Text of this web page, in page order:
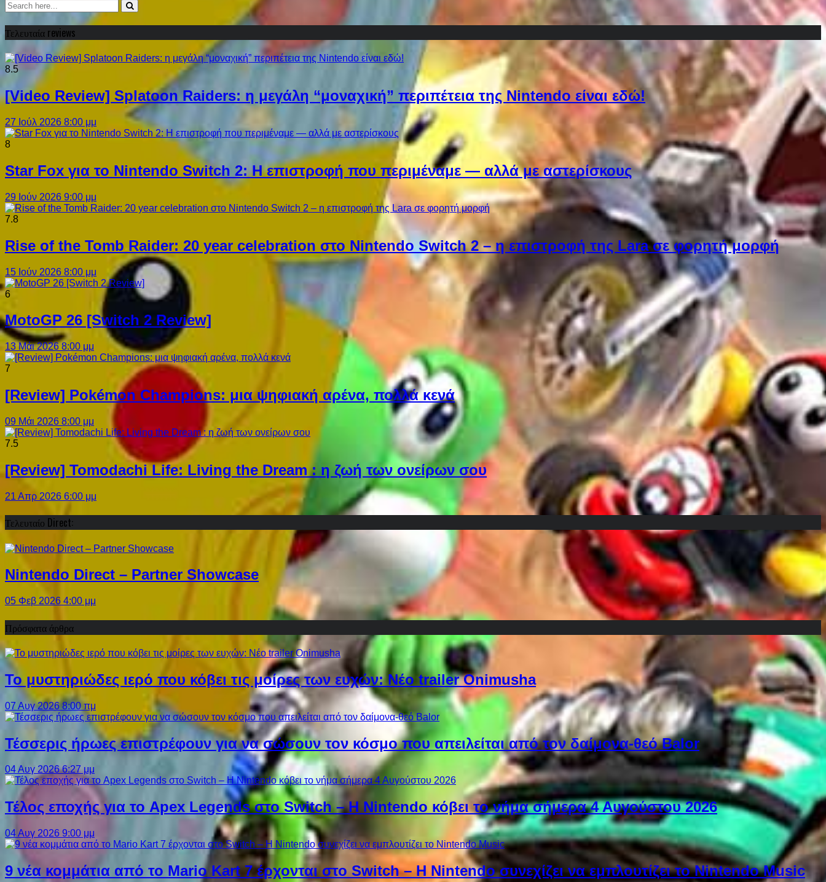
Τελευταία reviews
8.5
[Video Review] Splatoon Raiders: η μεγάλη “μοναχική” περιπέτεια της Nintendo είναι εδώ!
27 Ιούλ 2026 8:00 μμ
8
Star Fox για το Nintendo Switch 2: Η επιστροφή που περιμέναμε — αλλά με αστερίσκους
29 Ιούν 2026 9:00 μμ
7.8
Rise of the Tomb Raider: 20 year celebration στο Nintendo Switch 2 – η επιστροφή της Lara σε φορητή μορφή
15 Ιούν 2026 8:00 μμ
6
MotoGP 26 [Switch 2 Review]
13 Μάι 2026 8:00 μμ
7
[Review] Pokémon Champions: μια ψηφιακή αρένα, πολλά κενά
09 Μάι 2026 8:00 μμ
7.5
[Review] Tomodachi Life: Living the Dream : η ζωή των ονείρων σου
21 Απρ 2026 6:00 μμ
Τελευταίο Direct:
Nintendo Direct – Partner Showcase
05 Φεβ 2026 4:00 μμ
Πρόσφατα άρθρα
Το μυστηριώδες ιερό που κόβει τις μοίρες των ευχών: Νέο trailer Onimusha
07 Αυγ 2026 8:00 πμ
Τέσσερις ήρωες επιστρέφουν για να σώσουν τον κόσμο που απειλείται από τον δαίμονα-θεό Balor
04 Αυγ 2026 6:27 μμ
Τέλος εποχής για το Apex Legends στο Switch – Η Nintendo κόβει το νήμα σήμερα 4 Αυγούστου 2026
04 Αυγ 2026 9:00 μμ
9 νέα κομμάτια από το Mario Kart 7 έρχονται στο Switch – Η Nintendo συνεχίζει να εμπλουτίζει το Nintendo Music